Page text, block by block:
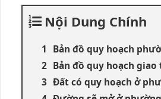
Nội Dung Chính
Bản đồ quy hoạch
Bản đồ quy hoạch
Đất có quy hoạch ở